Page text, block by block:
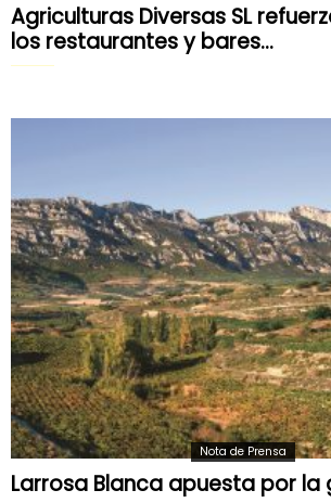
Agriculturas Diversas SL
los restaurantes y bares...
Nota de Prensa
Larrosa Blanca apuesta por la